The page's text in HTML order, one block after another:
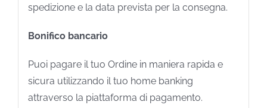
spedizione e la data prevista per la consegna.
Bonifico bancario
Puoi pagare il tuo Ordine in maniera rapida e
sicura utilizzando il tuo home banking
attraverso la piattaforma di pagamento.